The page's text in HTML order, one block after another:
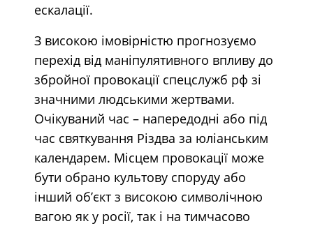
ескалації.
З високою імовірністю прогнозуємо
перехід від маніпулятивного впливу до
збройної провокації спецслужб рф зі
значними людськими жертвами.
Очікуваний час – напередодні або під
час святкування Різдва за юліанським
календарем. Місцем провокації може
бути обрано культову споруду або
інший об’єкт з високою символічною
вагою як у росії, так і на тимчасово